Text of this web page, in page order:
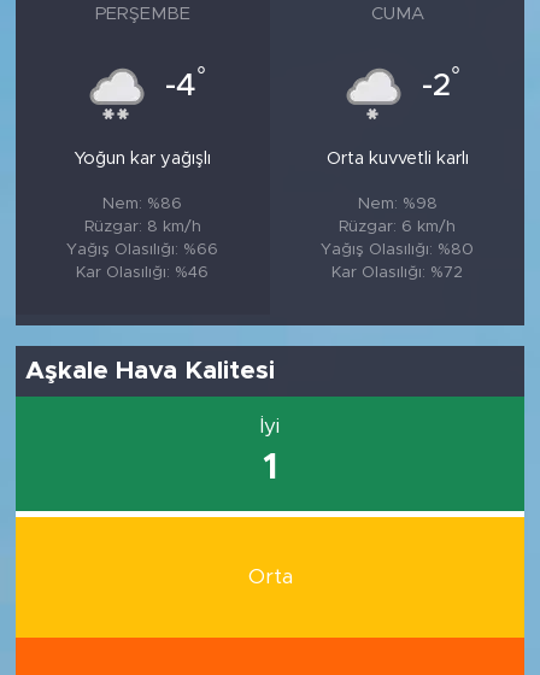
PERŞEMBE
-4°
Yoğun kar yağışlı
Nem: %86
Rüzgar: 8 km/h
Yağış Olasılığı: %66
Kar Olasılığı: %46
CUMA
-2°
Orta kuvvetli karlı
Nem: %98
Rüzgar: 6 km/h
Yağış Olasılığı: %80
Kar Olasılığı: %72
Aşkale Hava Kalitesi
İyi
1
Orta